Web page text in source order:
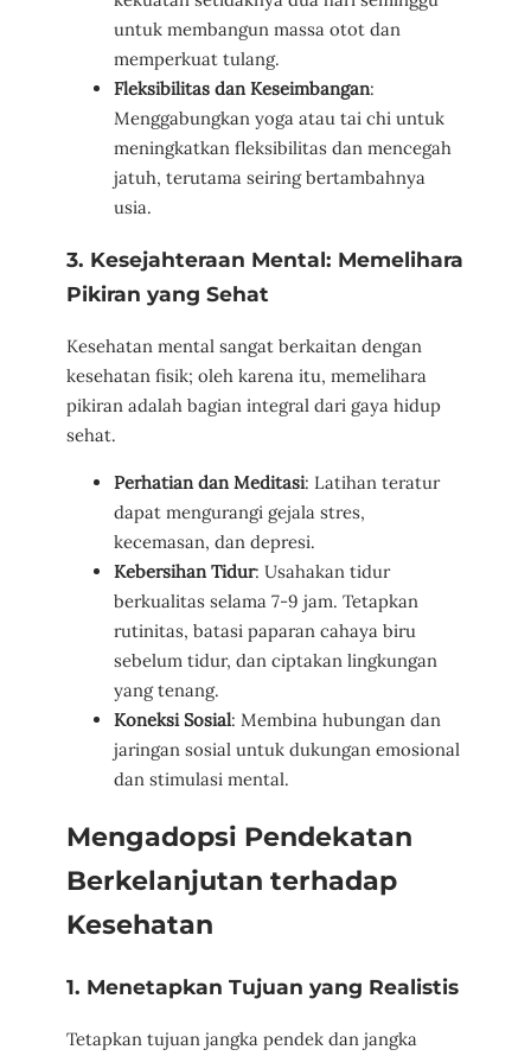
untuk membangun massa otot dan
memperkuat tulang.
Fleksibilitas dan Keseimbangan:
Menggabungkan yoga atau tai chi untuk
meningkatkan fleksibilitas dan mencegah
jatuh, terutama seiring bertambahnya
usia.
3. Kesejahteraan Mental: Memelihara
Pikiran yang Sehat
Kesehatan mental sangat berkaitan dengan
kesehatan fisik; oleh karena itu, memelihara
pikiran adalah bagian integral dari gaya hidup
sehat.
Perhatian dan Meditasi: Latihan teratur
dapat mengurangi gejala stres,
kecemasan, dan depresi.
Kebersihan Tidur: Usahakan tidur
berkualitas selama 7-9 jam. Tetapkan
rutinitas, batasi paparan cahaya biru
sebelum tidur, dan ciptakan lingkungan
yang tenang.
Koneksi Sosial: Membina hubungan dan
jaringan sosial untuk dukungan emosional
dan stimulasi mental.
Mengadopsi Pendekatan
Berkelanjutan terhadap
Kesehatan
1. Menetapkan Tujuan yang Realistis
Tetapkan tujuan jangka pendek dan jangka